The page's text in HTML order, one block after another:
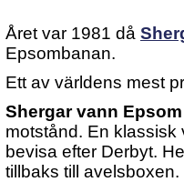
Året var 1981 då
Epsombanan.
Ett av världens mest
Shergar vann
motstånd. En klassisk
bevisa efter Derbyt.
tillbaks till avelsboxen.